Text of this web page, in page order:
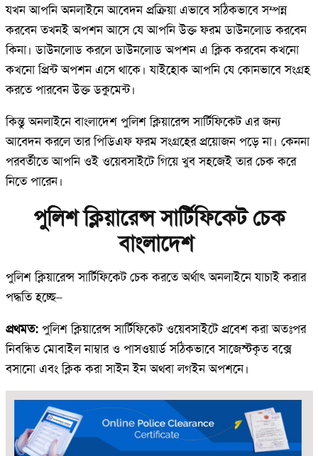
যখন আপনি অনলাইনে আবেদন প্রক্রিয়া এভাবে সঠিকভাবে সম্পন্ন
করবেন তখনই অপশন আসে যে আপনি উক্ত ফরম ডাউনলোড করবেন
কিনা। ডাউনলোড করলে ডাউনলোড অপশন এ ক্লিক করবেন কখনো
কখনো প্রিন্ট অপশন এসে থাকে। যাইহোক আপনি যে কোনভাবে সংগ্রহ
করতে পারবেন উক্ত ডকুমেন্ট।
কিন্তু অনলাইনে বাংলাদেশ পুলিশ ক্লিয়ারেন্স সার্টিফিকেট এর জন্য
আবেদন করলে তার পিডিএফ ফরম সংগ্রহের প্রয়োজন পড়ে না। কেননা
পরবর্তীতে আপনি ওই ওয়েবসাইটে গিয়ে খুব সহজেই তার চেক করে
নিতে পারেন।
পুলিশ ক্লিয়ারেন্স সার্টিফিকেট চেক
বাংলাদেশ
পুলিশ ক্লিয়ারেন্স সার্টিফিকেট চেক করতে অর্থাৎ অনলাইনে যাচাই করার
পদ্ধতি হচ্ছে–
প্রথমত: পুলিশ ক্লিয়ারেন্স সার্টিফিকেট ওয়েবসাইটে প্রবেশ করা অতঃপর
নিবন্ধিত মোবাইল নাম্বার ও পাসওয়ার্ড সঠিকভাবে সাজেস্টকৃত বক্সে
বসানো এবং ক্লিক করা সাইন ইন অথবা লগইন অপশনে।